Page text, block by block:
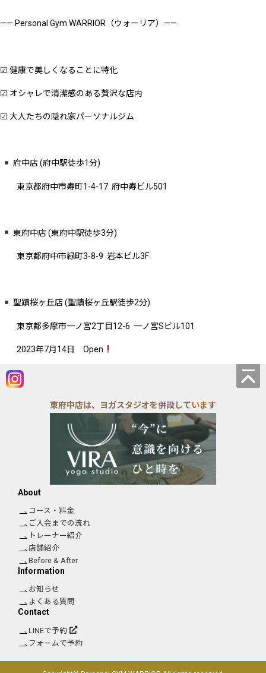
—— Personal Gym WARRIOR（ウォーリア）——
☑︎ 健康で美しくなることに特化
☑︎ オシャレで清潔感のある贅沢な店内
☑︎ 大人たちの隠れ家パーソナルジム
府中店 (府中駅徒歩1分)
東京都府中市寿町1-4-17 府中寿ビル501
東府中店 (東府中駅徒歩3分)
東京都府中市緑町3-8-9 岩本ビル3F
聖蹟桜ヶ丘店 (聖蹟桜ヶ丘駅徒歩2分)
東京都多摩市一ノ宮2丁目12-6 一ノ宮Sビル101
2023年7月14日 Open
東府中店は、ヨガスタジオを併設しています
About
コース・料金
ご入会までの流れ
トレーナー紹介
店舗紹介
Before & After
Information
お知らせ
よくある質問
Contact
LINEで予約
フォームで予約